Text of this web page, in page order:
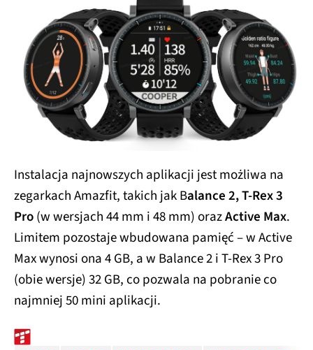
Instalacja najnowszych aplikacji jest możliwa na
zegarkach Amazfit, takich jak Balance 2, T-Rex 3
Pro(w wersjach 44 mm i 48 mm) orazActive Max.
Limitem pozostaje wbudowana pamięć – w Active
Max wynosi ona 4 GB, a w Balance 2 i T-Rex 3 Pro
(obie wersje) 32 GB, co pozwala na pobranie co
najmniej 50 mini aplikacji.